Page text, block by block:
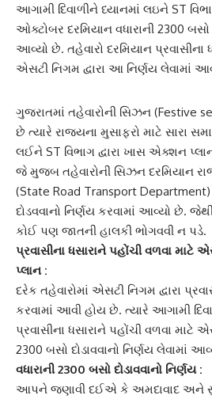
આગામી દિવાળીને ધ્યાનમાં લઇને ST
ઓક્ટોબર દરમિયાન વધારાની 2300 બસો
આવ્યો છે. તહેવારો દરમિયાન પ્રવાસીના
એસટી નિગમ દ્વારા આ નિર્ણય લેવામાં
ગુજરાતમાં તહેવારોની સિઝન (Festive
છે ત્યારે રાજ્યના મુસાફરો માટે સારા
લઈને ST વિભાગ દ્વારા ખાસ એક્શન
જે મુજબ તહેવારોની સિઝન દરમિયાન
(State Road Transport Department)
દોડવવાનો નિર્ણય કરવામાં આવ્યો છે.
કોઈ પણ જાતની હાલકી ભોગવવી ન પડે.
પ્રવાસીના ધસારાને પહોંચી વળવા
પ્લાન :
દરેક તહેવારોમાં એસટી નિગમ દ્વારા
કરવામાં આવી હોય છે. ત્યારે આગામી
પ્રવાસીના ધસારાને પહોંચી વળવા માટે
2300 બસો દોડાવવાનો નિર્ણય લેવામાં
વધારાની 2300 બસો દોડાવવાનો નિર્ણય :
આપને જણાવી દઈએ કે અમદાવાદ અને